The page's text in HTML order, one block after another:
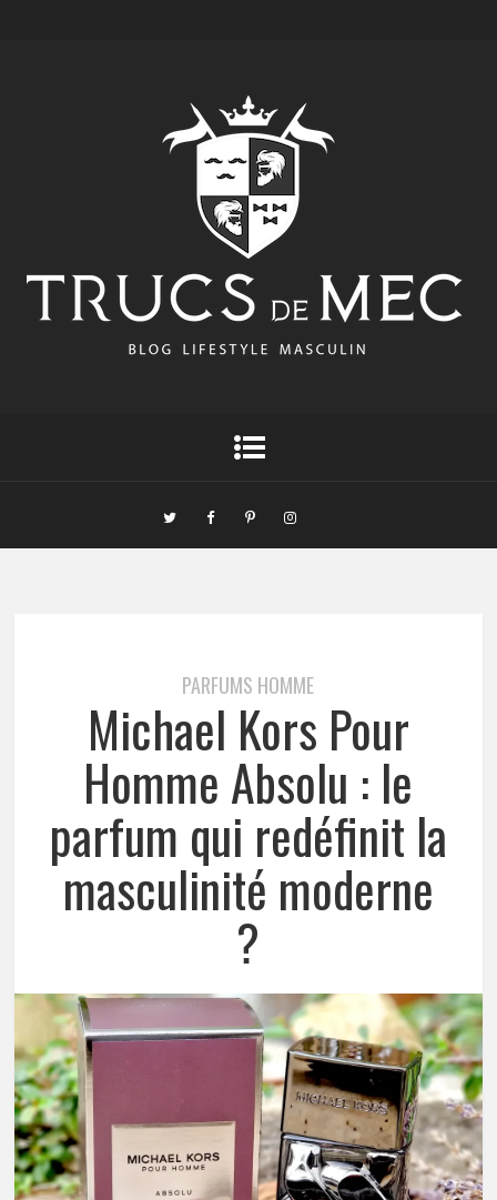
PARFUMS HOMME
Michael Kors Pour
Homme Absolu : le
parfum qui redéfinit la
masculinité moderne
?